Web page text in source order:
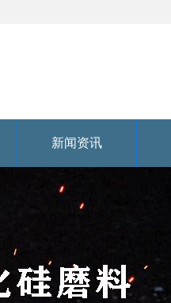
新闻资讯